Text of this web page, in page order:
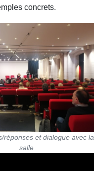
concrets.
réponses et dialogue avec la
salle